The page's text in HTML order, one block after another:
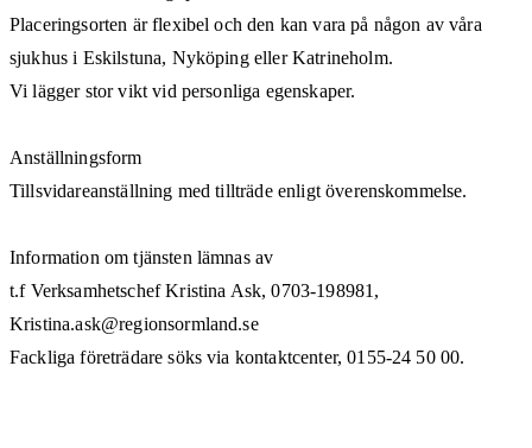
Placeringsorten är flexibel och den kan vara på någon av våra
sjukhus i Eskilstuna, Nyköping eller Katrineholm.
Vi lägger stor vikt vid personliga egenskaper.
Anställningsform
Tillsvidareanställning med tillträde enligt överenskommelse.
Information om tjänsten lämnas av
t.f Verksamhetschef Kristina Ask, 0703-198981,
Kristina.ask@regionsormland.se
Fackliga företrädare söks via kontaktcenter, 0155-24 50 00.